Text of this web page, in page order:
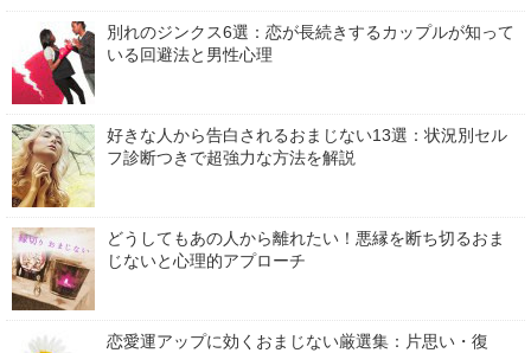
別れのジンクス6選：恋が長続きするカップルが知って
いる回避法と男性心理
好きな人から告白されるおまじない13選：状況別セル
フ診断つきで超強力な方法を解説
どうしてもあの人から離れたい！悪縁を断ち切るおま
じないと心理的アプローチ
恋愛運アップに効くおまじない厳選集：片思い・復